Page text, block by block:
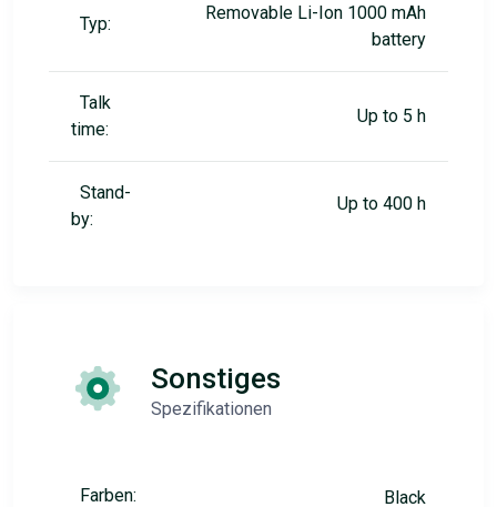
Typ:
Removable Li-Ion 1000 mAh
battery
Talk
time:
Up to 5 h
Stand-
by:
Up to 400 h
Sonstiges
Spezifikationen
Farben: Black